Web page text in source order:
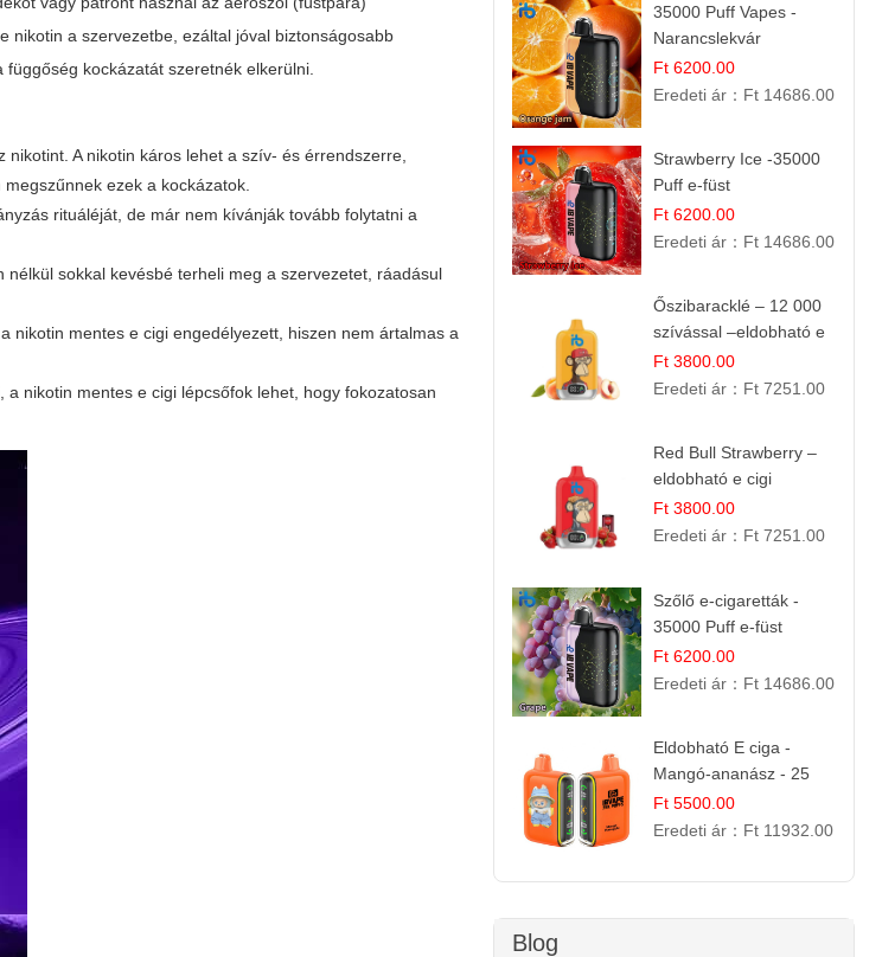
nikotin a szervezetbe, ezáltal jóval biztonságosabb
kockázatát szeretnék elkerülni.
A nikotin káros lehet a szív- és érrendszerre,
ezek a kockázatok.
rituáléját, de már nem kívánják tovább folytatni a
sokkal kevésbé terheli meg a szervezetet, ráadásul
nikotin mentes e cigi engedélyezett, hiszen nem ártalmas a
nikotin mentes e cigi lépcsőfok lehet, hogy fokozatosan
35000 Puff Vapes -
Narancslekvár
Ft 6200.00
Eredeti ár： Ft 14686.00
Strawberry Ice -35000
Puff e-füst
Ft 6200.00
Eredeti ár： Ft 14686.00
Őszibaracklé – 12 000
szívással –eldobható e
cigi
Ft 3800.00
Eredeti ár： Ft 7251.00
Red Bull Strawberry –
eldobható e cigi
Ft 3800.00
Eredeti ár： Ft 7251.00
Szőlő e-cigaretták -
35000 Puff e-füst
Ft 6200.00
Eredeti ár： Ft 14686.00
Eldobható E ciga -
Mangó-ananász - 25
000 befújás
Ft 5500.00
Eredeti ár： Ft 11932.00
Blog